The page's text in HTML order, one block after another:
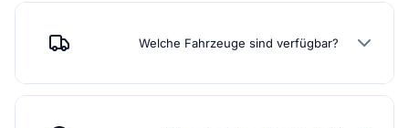
Welche Fahrzeuge sind verfügbar?